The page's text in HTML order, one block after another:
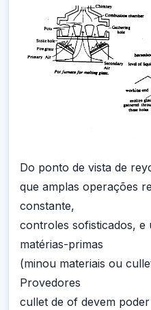
Do ponto de vista de
que amplas operações
constante,
controles sofisticados, e
matérias-primas
(minou materiais ou
Provedores
cullet de of devem